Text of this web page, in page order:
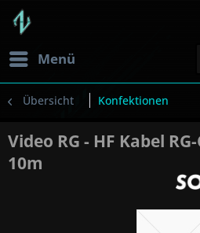
Menü
Übersicht Konfektionen
Video RG - HF Kabel
10m